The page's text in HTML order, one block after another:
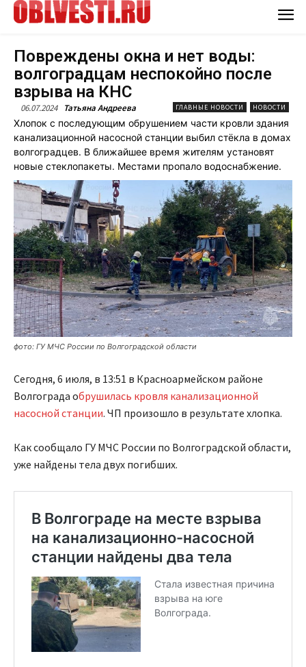
Повреждены окна и нет воды:
волгоградцам неспокойно после
взрыва на КНС
06.07.2024 Татьяна Андреева ГЛАВНЫЕ НОВОСТИ НОВОСТИ
Хлопок с последующим обрушением части кровли здания
канализационной насосной станции выбил стёкла в домах
волгоградцев. В ближайшее время жителям установят
новые стеклопакеты. Местами пропало водоснабжение.
фото: ГУ МЧС России по Волгоградской области
Сегодня, 6 июля, в 13:51 в Красноармейском районе
Волгограда обрушилась кровля канализационной
насосной станции. ЧП произошло в результате хлопка.
Как сообщало ГУ МЧС России по Волгоградской области,
уже найдены тела двух погибших.